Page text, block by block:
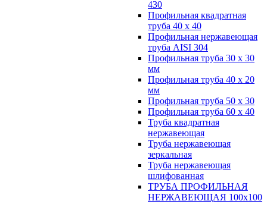
430
Профильная квадратная
труба 40 х 40
Профильная нержавеющая
труба AISI 304
Профильная труба 30 х 30
мм
Профильная труба 40 х 20
мм
Профильная труба 50 х 30
Профильная труба 60 х 40
Труба квадратная
нержавеющая
Труба нержавеющая
зеркальная
Труба нержавеющая
шлифованная
ТРУБА ПРОФИЛЬНАЯ
НЕРЖАВЕЮЩАЯ 100х100